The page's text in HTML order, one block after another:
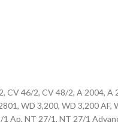
CV 46/2, CV 48/2, A 2004,
WD 3,200, WD 3,200
Ap, NT 27/1, NT 27/1